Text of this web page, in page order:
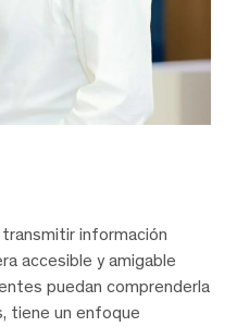
información
accesible y amigable
puedan comprenderla
tiene un enfoque